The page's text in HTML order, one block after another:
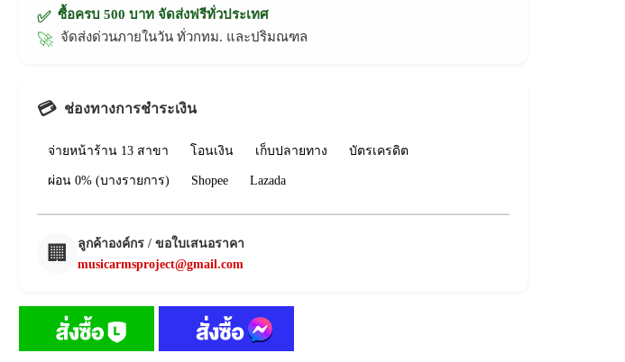
✅ ซื้อครบ 500 บาท จัดส่งฟรีทั่วประเทศ
🚀 จัดส่งด่วนภายในวัน ทั่วกทม. และปริมณฑล
💳 ช่องทางการชำระเงิน
จ่ายหน้าร้าน 13 สาขา โอนเงิน เก็บปลายทาง บัตรเครดิต
ผ่อน 0% (บางรายการ) Shopee Lazada
🏢
ลูกค้าองค์กร / ขอใบเสนอราคา
musicarmsproject@gmail.com